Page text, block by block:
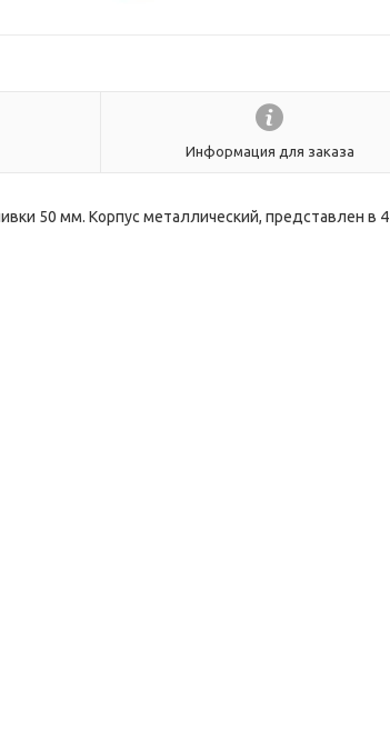
Информация для заказа
50 мм. Корпус металлический, представлен в 4